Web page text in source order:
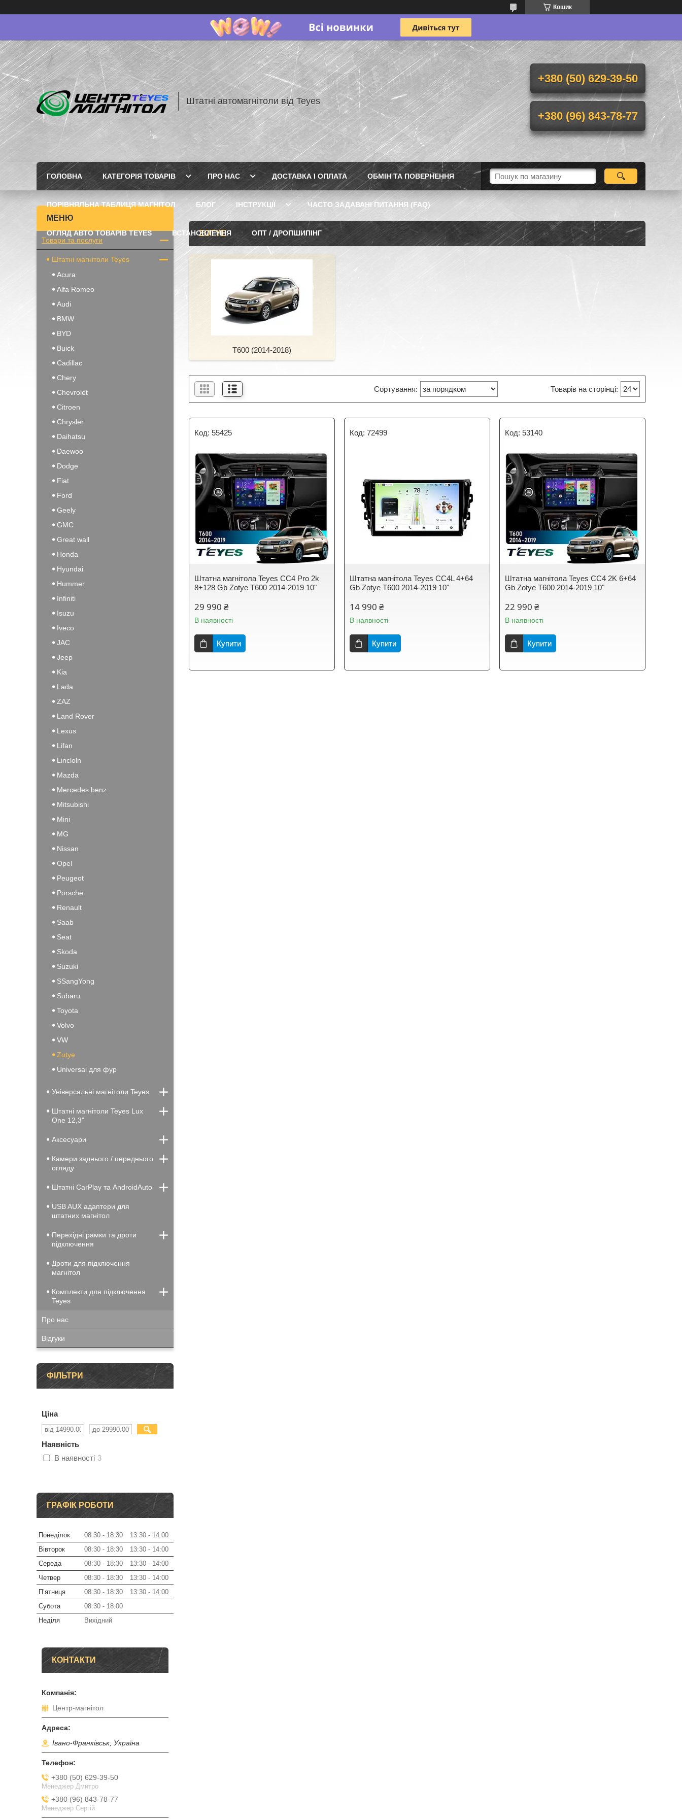
Кошик
Штатні автомагнітоли від Teyes
+380 (50) 629-39-50
+380 (96) 843-78-77
ГОЛОВНА КАТЕГОРІЯ ТОВАРІВ ПРО НАС ДОСТАВКА І ОПЛАТА ОБМІН ТА ПОВЕРНЕННЯ
ПОРІВНЯЛЬНА ТАБЛИЦЯ МАГНІТОЛ БЛОГ ІНСТРУКЦІЇ ЧАСТО ЗАДАВАНІ ПИТАННЯ (FAQ)
ОГЛЯД АВТО ТОВАРІВ TEYES ВСТАНОВЛЕННЯ ОПТ / ДРОПШИПІНГ
ZOTYE
T600 (2014-2018)
55425
Штатна магнітола Teyes CC4 Pro 2k
8+128 Gb Zotye T600 2014-2019 10"
29 990 ₴
В наявності
Купити
72499
Штатна магнітола Teyes CC4L 4+64
Gb Zotye T600 2014-2019 10"
14 990 ₴
В наявності
Купити
53140
Штатна магнітола Teyes CC4 2K 6+64
Gb Zotye T600 2014-2019 10"
22 990 ₴
В наявності
Купити
Товари та послуги
Штатні магнітоли Teyes
Acura
Alfa Romeo
Audi
BMW
BYD
Buick
Cadillac
Chery
Chevrolet
Citroen
Chrysler
Daihatsu
Daewoo
Dodge
Fiat
Ford
Geely
GMC
Great wall
Honda
Hyundai
Hummer
Infiniti
Isuzu
Iveco
JAC
Jeep
Kia
Lada
ZAZ
Land Rover
Lexus
Lifan
Lincloln
Mazda
Mercedes benz
Mitsubishi
Mini
MG
Nissan
Opel
Peugeot
Porsche
Renault
Saab
Seat
Skoda
Suzuki
SSangYong
Subaru
Toyota
Volvo
VW
Zotye
Universal для фур
Універсальні магнітоли Teyes
Штатні магнітоли Teyes Lux
One 12,3"
Аксесуари
Камери заднього / переднього
огляду
Штатні CarPlay та AndroidAuto
USB AUX адаптери для
штатних магнітол
Перехідні рамки та дроти
підключення
Дроти для підключення
магнітол
Комплекти для підключення
Teyes
Про нас
Відгуки
ФІЛЬТРИ
Ціна
Наявність
В наявності 3
ГРАФІК РОБОТИ
Понеділок 08:30 18:30 13:30
14:00
Вівторок
08:30 18:30 13:30
14:00
Середа
08:30 18:30 13:30
14:00
Четвер
08:30 18:30 13:30
14:00
Пʼятниця
08:30 18:30 13:30
14:00
Субота
08:30
18:00
Неділя
Вихідний
КОНТАКТИ
Центр-магнітол
Івано-Франківськ, Україна
+380 (50) 629-39-50
Менеджер Дмитро
+380 (96) 843-78-77
Менеджер Сергій